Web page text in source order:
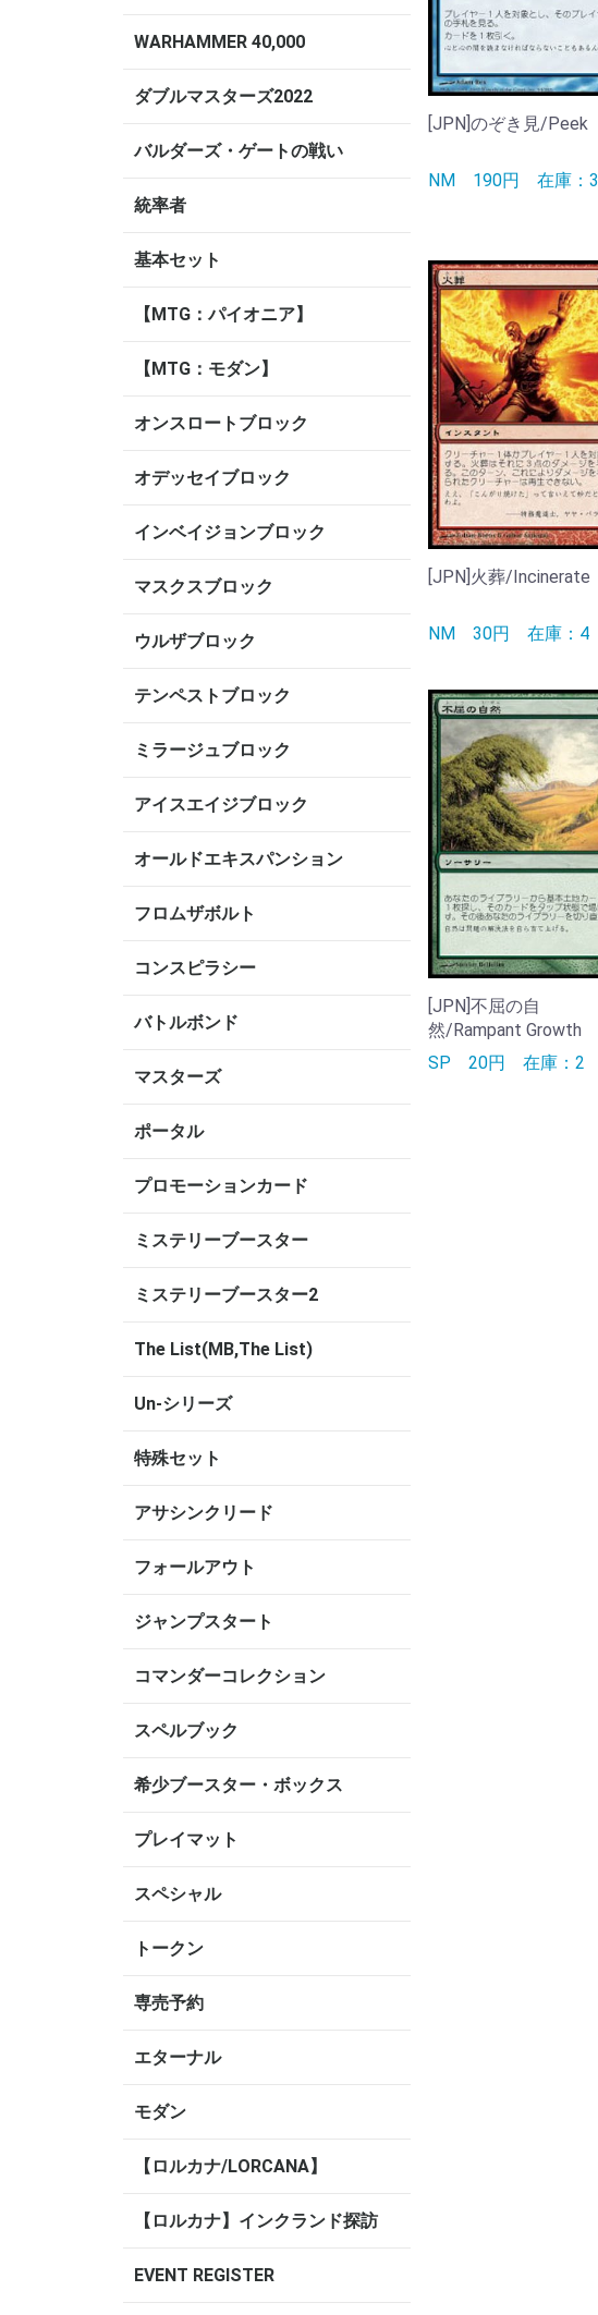
WARHAMMER 40,000
ダブルマスターズ2022
バルダーズ・ゲートの戦い
統率者
基本セット
【MTG：パイオニア】
【MTG：モダン】
オンスロートブロック
オデッセイブロック
インベイジョンブロック
マスクスブロック
ウルザブロック
テンペストブロック
ミラージュブロック
アイスエイジブロック
オールドエキスパンション
フロムザボルト
コンスピラシー
バトルボンド
マスターズ
ポータル
プロモーションカード
ミステリーブースター
ミステリーブースター2
The List(MB,The List)
Un-シリーズ
特殊セット
アサシンクリード
フォールアウト
ジャンプスタート
コマンダーコレクション
スペルブック
希少ブースター・ボックス
プレイマット
スペシャル
トークン
専売予約
エターナル
モダン
【ロルカナ/LORCANA】
【ロルカナ】インクランド探訪
EVENT REGISTER
[JPN]のぞき見/Peek
NM 190円 在庫：3
[JPN]火葬/Incinerate
NM 30円 在庫：4
[JPN]不屈の自
然/Rampant Growth
SP 20円 在庫：2